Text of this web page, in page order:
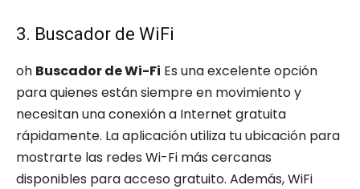
3. Buscador de WiFi
oh Buscador de Wi-Fi Es una excelente opción
para quienes están siempre en movimiento y
necesitan una conexión a Internet gratuita
rápidamente. La aplicación utiliza tu ubicación para
mostrarte las redes Wi-Fi más cercanas
disponibles para acceso gratuito. Además, WiFi